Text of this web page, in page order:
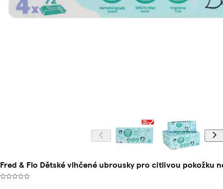
Fred & Flo Dětské vlhčené ubrousky pro citlivou pokožku